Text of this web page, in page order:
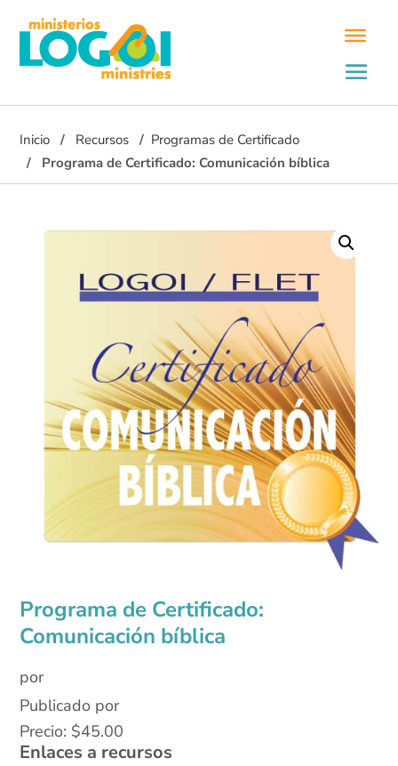
Inicio Recursos
Programas de Certificado
Programa de Certificado: Comunicación bíblica
Programa de Certificado:
Comunicación bíblica
por
Publicado por
Precio: $45.00
Enlaces a recursos